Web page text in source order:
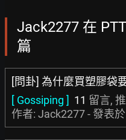
Jack2277 在
篇
[問卦] 為什麼買塑膠袋
[ Gossiping ] 11 留言,
作者: Jack2277 - 發表於